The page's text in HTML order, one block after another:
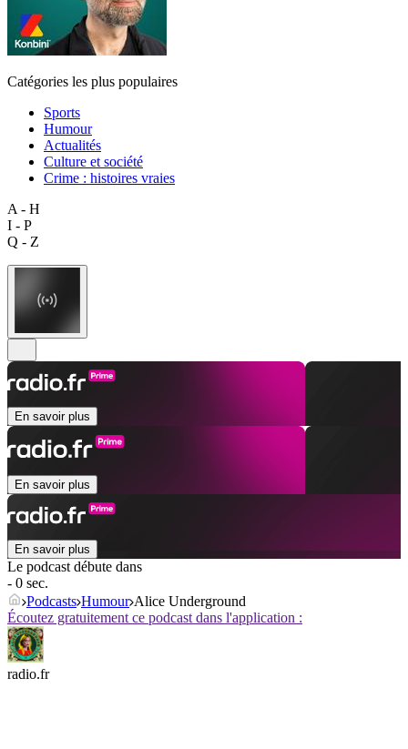
Catégories les plus populaires
Sports
Humour
Actualités
Culture et société
Crime : histoires vraies
A - H
I - P
Q - Z
En savoir plus
En savoir plus
En savoir plus
Le podcast débute dans
- 0 sec.
Podcasts Humour Alice Underground
Écoutez gratuitement ce podcast dans l'application :
radio.fr